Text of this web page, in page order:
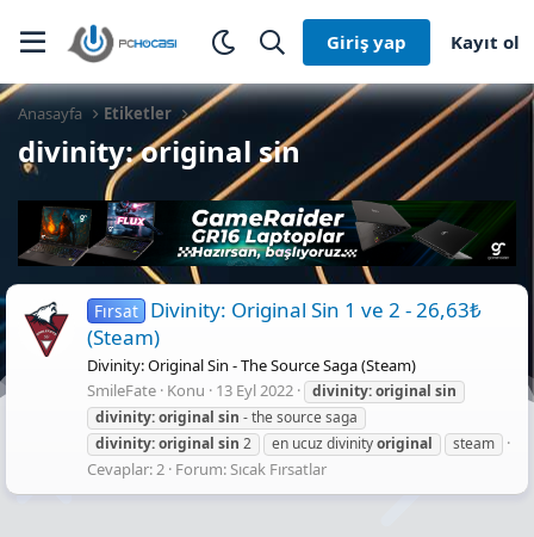
Giriş yap Kayıt ol
Anasayfa Etiketler
divinity: original sin
Fırsat Divinity: Original Sin 1 ve 2 - 26,63₺
(Steam)
Divinity: Original Sin - The Source Saga (Steam)
SmileFate Konu 13 Eyl 2022 divinity:original sin
divinity:original sin - the source saga
divinity:original sin 2 en ucuz divinityoriginal steam
Cevaplar: 2 Forum:Sıcak Fırsatlar